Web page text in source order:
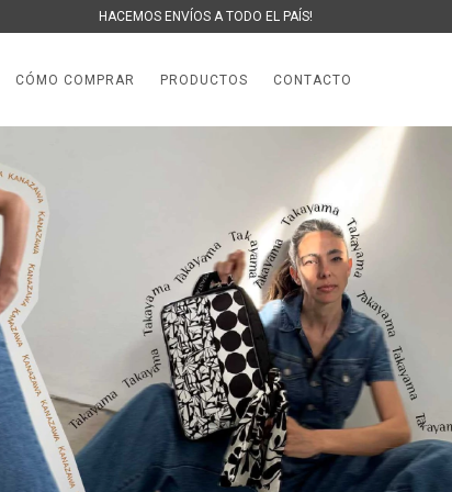
HACEMOS ENVÍOS A TODO EL PAÍS!
CÓMO COMPRAR PRODUCTOS CONTACTO